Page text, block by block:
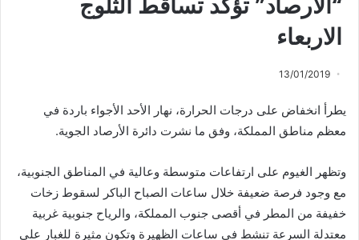
“الارصاد” تؤكد تساقط الثلوج
الاربعاء
13/01/2019
يطرأ انخفاض على درجات الحرارة، نهار الأحد الأجواء باردة في
معظم مناطق المملكة، وفق ما نشرت دائرة الأرصاد الجوية.
وتظهر الغيوم على ارتفاعات متوسطة وعالية في المناطق الجنوبية،
مع وجود فرصة ضعيفة خلال ساعات الصباح الباكر لسقوط زخات
خفيفة من المطر في أقصى جنوب المملكة، والرياح جنوبية غربية
معتدلة السرعة تنشط في ساعات الظهيرة وتكون مثيرة للغبار على